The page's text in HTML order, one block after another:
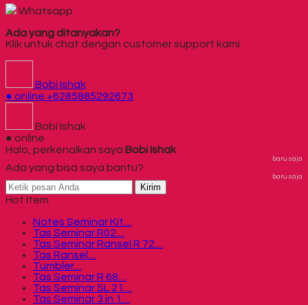
Whatsapp
Ada yang ditanyakan?
Klik untuk chat dengan customer support kami
Bobi Ishak
● online +6285885292673
Bobi Ishak
● online
Halo, perkenalkan saya Bobi Ishak
baru saja
Ada yang bisa saya bantu?
baru saja
Kirim
Hot Item
Notes Seminar Kit....
Tas Seminar R02....
Tas Seminar Ransel R 72....
Tas Ransel....
Tumbler....
Tas Seminar R 68....
Tas Seminar SL 21....
Tas Seminar 3 in 1....